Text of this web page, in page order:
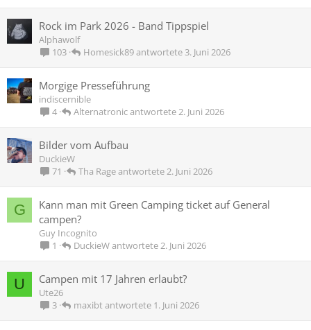
Rock im Park 2026 - Band Tippspiel
Alphawolf
103
3. Juni 2026
Homesick89
Morgige Presseführung
indiscernible
4
2. Juni 2026
Alternatronic
Bilder vom Aufbau
DuckieW
71
2. Juni 2026
Tha Rage
G
Kann man mit Green Camping ticket auf General
campen?
Guy Incognito
1
2. Juni 2026
DuckieW
U Campen mit 17 Jahren erlaubt?
Ute26
3
1. Juni 2026
maxibt